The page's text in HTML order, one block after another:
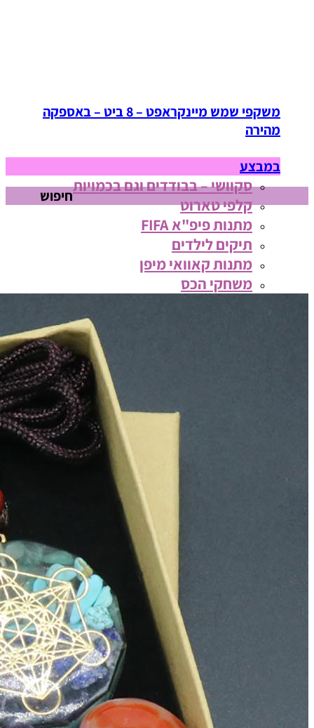
משקפי שמש מיינקראפט – 8 ביט – באספקה
מהירה
במבצע
סקוושי – בבודדים וגם בכמויות
קלפי טארוט
מתנות פיפ"א FIFA
תיקים לילדים
מתנות קאוואי מיפן
משחקי הכס
חיפוש